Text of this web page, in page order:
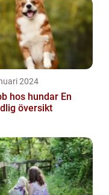
2024
hos hundar En
översikt